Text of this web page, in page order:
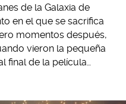
de la Galaxia de
en el que se sacrifica
momentos después,
vieron la pequeña
final de la película…